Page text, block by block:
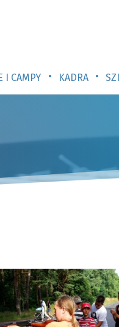
I CAMPY • KADRA •